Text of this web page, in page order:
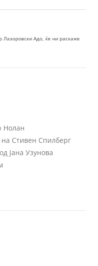
Нолан
Стивен Спилберг
Јана Узунова